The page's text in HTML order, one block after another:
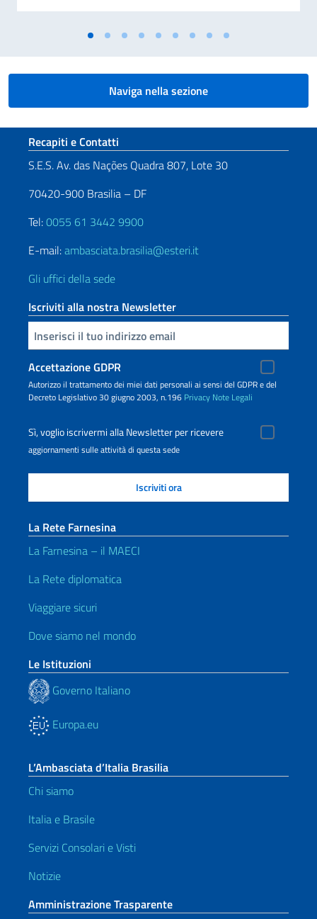
Naviga nella sezione
Sezione footer
Recapiti e Contatti
S.E.S. Av. das Nações Quadra 807, Lote 30
70420-900 Brasilia – DF
Tel:0055 61 3442 9900
E-mail:ambasciata.brasilia@esteri.it
Gli uffici della sede
Iscriviti alla nostra Newsletter
Inserisci la tua email
Accettazione GDPR
Autorizzo il trattamento dei miei dati personali ai sensi del GDPR e del
Decreto Legislativo 30 giugno 2003, n.196 Privacy Note Legali
Sì, voglio iscrivermi alla Newsletter per ricevere
aggiornamenti sulle attività di questa sede
La Rete Farnesina
La Farnesina – il MAECI
La Rete diplomatica
Viaggiare sicuri
Dove siamo nel mondo
Le Istituzioni
Governo Italiano
Europa.eu
L’Ambasciata d’Italia Brasilia
Chi siamo
Italia e Brasile
Servizi Consolari e Visti
Notizie
Amministrazione Trasparente